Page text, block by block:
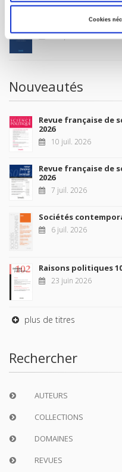
Cookies
La France et
4 sept. 2026
Nouveautés
Revue française de
2026
10 juil. 2026
Revue française de
2026
7 juil. 2026
Sociétés
6 juil. 2026
Raisons politiques
23 juin 2026
plus de titres
Rechercher
AUTEURS
COLLECTIONS
DOMAINES
REVUES